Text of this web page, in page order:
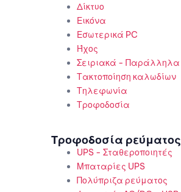
Δίκτυο
Εικόνα
Εσωτερικά PC
Ήχος
Σειριακά - Παράλληλα
Τακτοποίηση καλωδίων
Τηλεφωνία
Τροφοδοσία
Τροφοδοσία ρεύματος
UPS - Σταθεροποιητές
Μπαταρίες UPS
Πολύπριζα ρεύματος